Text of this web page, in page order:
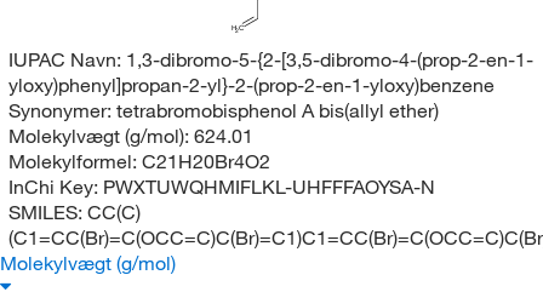
H2C
IUPAC Navn: 1,3-dibromo-5-{2-[3,5-dibromo-4-(prop-2-en-1-
yloxy)phenyl]propan-2-yl}-2-(prop-2-en-1-yloxy)benzene
Synonymer: tetrabromobisphenol A bis(allyl ether)
Molekylvægt (g/mol): 624.01
Molekylformel: C21H20Br4O2
InChi Key: PWXTUWQHMIFLKL-UHFFFAOYSA-N
SMILES: CC(C)
Molekylvægt (g/mol)